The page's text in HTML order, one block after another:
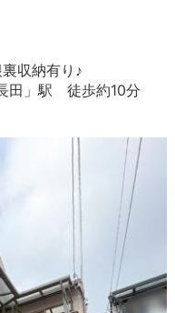
収納有り♪
田」駅 徒歩約10分